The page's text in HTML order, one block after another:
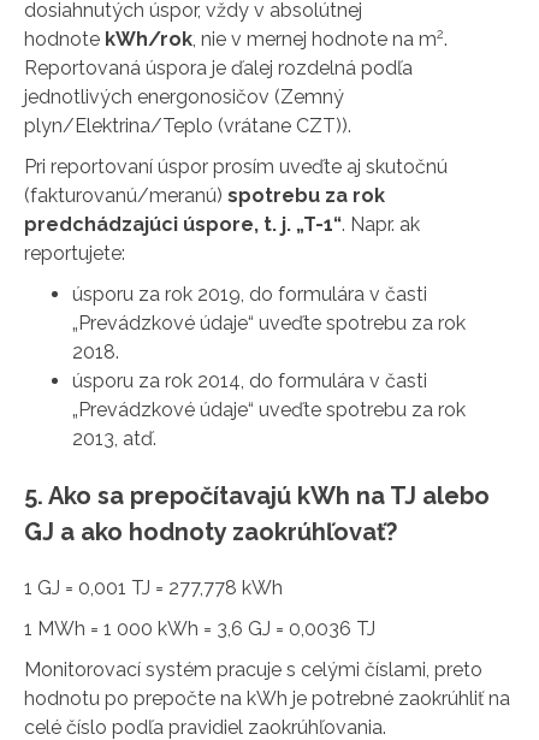
dosiahnutých úspor, vždy v absolútnej
hodnote kWh/rok, nie v mernej hodnote na m2.
Reportovaná úspora je ďalej rozdelná podľa
jednotlivých energonosičov (Zemný
plyn/Elektrina/Teplo (vrátane CZT)).
Pri reportovaní úspor prosím uveďte aj skutočnú
(fakturovanú/meranú) spotrebu za rok
predchádzajúci úspore, t. j. „T-1“. Napr. ak
reportujete:
úsporu za rok 2019, do formulára v časti
„Prevádzkové údaje“ uveďte spotrebu za rok
2018.
úsporu za rok 2014, do formulára v časti
„Prevádzkové údaje“ uveďte spotrebu za rok
2013, atď.
5. Ako sa prepočítavajú kWh na TJ alebo
GJ a ako hodnoty zaokrúhľovať?
1 GJ = 0,001 TJ = 277,778 kWh
1 MWh = 1 000 kWh = 3,6 GJ = 0,0036 TJ
Monitorovací systém pracuje s celými číslami, preto
hodnotu po prepočte na kWh je potrebné zaokrúhliť na
celé číslo podľa pravidiel zaokrúhľovania.